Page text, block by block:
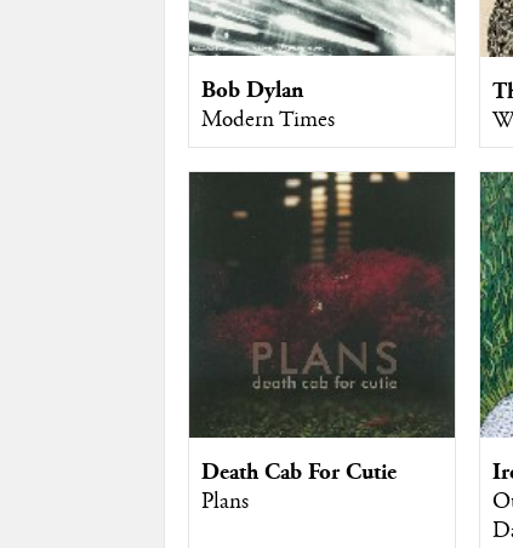
Bob Dylan
Modern Times
Death Cab For Cutie
Plans